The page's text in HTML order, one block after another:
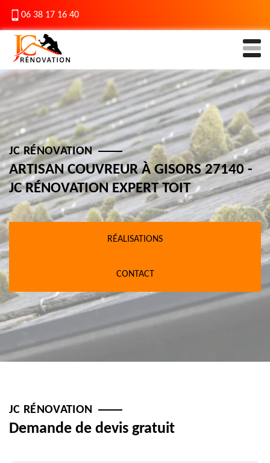
06 38 17 16 40
JC RÉNOVATION
ARTISAN COUVREUR À GISORS 27140 -
JC RÉNOVATION EXPERT TOIT
RÉALISATIONS
CONTACT
JC RÉNOVATION
Demande de devis gratuit